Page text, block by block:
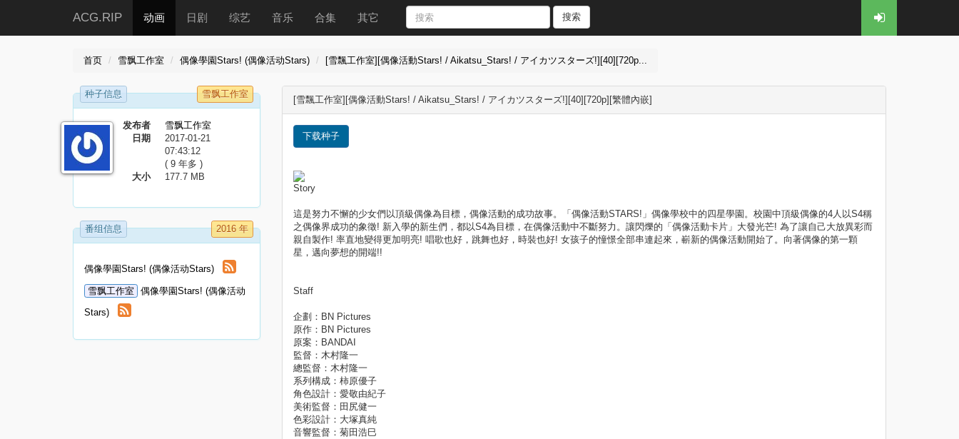
ACG.RIP 动画 日剧 综艺 音乐 合集 其它 搜索
首页 雪飘工作室 偶像學園Stars! (偶像活动Stars) [雪飄工作室][偶像活動Stars! / Aikatsu_Stars! / アイカツスターズ!][40][720p...
种子信息 雪飘工作室
发布者
雪飘工作室
日期
2017-01-21
07:43:12
( 9 年多 )
大小
177.7 MB
番组信息 2016 年
偶像學園Stars! (偶像活动Stars)
雪飘工作室
偶像學園Stars! (偶像活动
Stars)
[雪飄工作室][偶像活動Stars! / Aikatsu_Stars! / アイカツスターズ!][40][720p][繁體內嵌]
下载种子
Story
這是努力不懈的少女們以頂級偶像為目標，偶像活動的成功故事。「偶像活動STARS!」偶像學校中的四星學園。校園中頂級偶像的4人以S4稱
之偶像界成功的象徵! 新入學的新生們，都以S4為目標，在偶像活動中不斷努力。讓閃爍的「偶像活動卡片」大發光芒! 為了讓自己大放異彩而
親自製作! 率直地變得更加明亮! 唱歌也好，跳舞也好，時裝也好! 女孩子的憧憬全部串連起來，嶄新的偶像活動開始了。向著偶像的第一顆
星，邁向夢想的開端!!
Staff
企劃：BN Pictures
原作：BN Pictures
原案：BANDAI
監督：木村隆一
總監督：木村隆一
系列構成：柿原優子
角色設計：愛敬由紀子
美術監督：田尻健一
色彩設計：大塚真純
音響監督：菊田浩巳